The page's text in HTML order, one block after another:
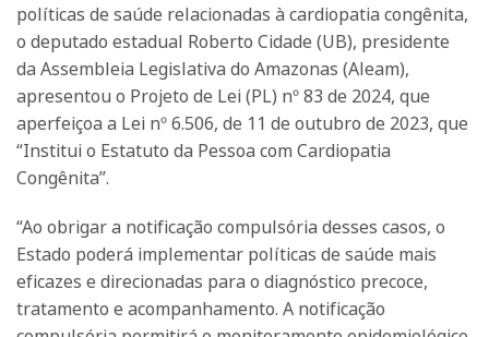
políticas de saúde relacionadas à cardiopatia congênita,
o deputado estadual Roberto Cidade (UB), presidente
da Assembleia Legislativa do Amazonas (Aleam),
apresentou o Projeto de Lei (PL) nº 83 de 2024, que
aperfeiçoa a Lei nº 6.506, de 11 de outubro de 2023, que
“Institui o Estatuto da Pessoa com Cardiopatia
Congênita”.
“Ao obrigar a notificação compulsória desses casos, o
Estado poderá implementar políticas de saúde mais
eficazes e direcionadas para o diagnóstico precoce,
tratamento e acompanhamento. A notificação